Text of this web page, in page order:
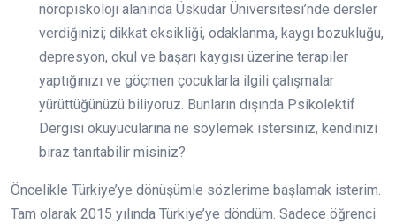
nöropiskoloji alanında Üsküdar Üniversitesi’nde dersler
verdiğinizi; dikkat eksikliği, odaklanma, kaygı bozukluğu,
depresyon, okul ve başarı kaygısı üzerine terapiler
yaptığınızı ve göçmen çocuklarla ilgili çalışmalar
yürüttüğünüzü biliyoruz. Bunların dışında Psikolektif
Dergisi okuyucularına ne söylemek istersiniz, kendinizi
biraz tanıtabilir misiniz?
Öncelikle Türkiye’ye dönüşümle sözlerime başlamak isterim.
Tam olarak 2015 yılında Türkiye’ye döndüm. Sadece öğrenci